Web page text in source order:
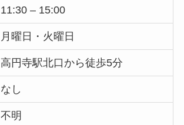
11:30 – 15:00
月曜日・火曜日
高円寺駅北口から徒歩5分
なし
不明